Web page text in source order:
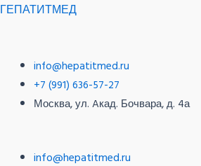
Перейти
ГЕПАТИТМЕД
info@hepatitmed.ru
+7 (991) 636-57-27
Москва, ул. Aкад. Бочвара, д. 4а
info@hepatitmed.ru
Меню
Меню